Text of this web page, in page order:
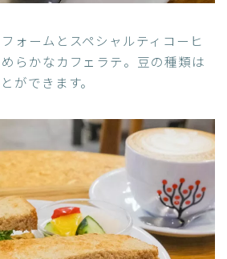
ォームとスペシャルティコーヒ
らかなカフェラテ。豆の種類は
ができます。